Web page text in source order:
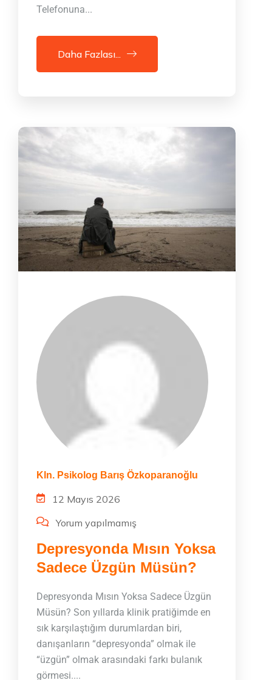
Telefonuna...
Daha Fazlası...
Kln. Psikolog Barış Özkoparanoğlu
12 Mayıs 2026
Yorum yapılmamış
Depresyonda Mısın Yoksa
Sadece Üzgün Müsün?
Depresyonda Mısın Yoksa Sadece Üzgün
Müsün? Son yıllarda klinik pratiğimde en
sık karşılaştığım durumlardan biri,
danışanların “depresyonda” olmak ile
“üzgün” olmak arasındaki farkı bulanık
görmesi....